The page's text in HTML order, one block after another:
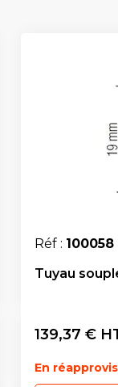
Réf : 100058
Tuyau
139,37 €
En